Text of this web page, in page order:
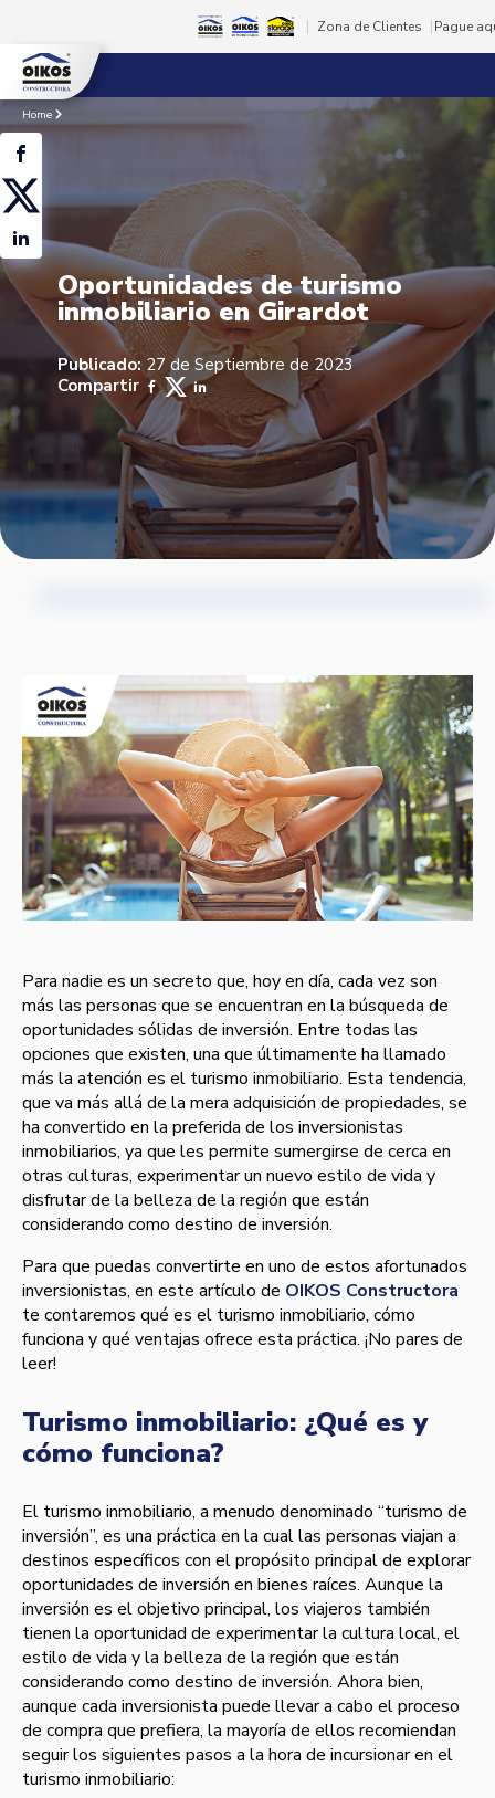
Zona de Clientes Pague
Home
Oportunidades de turismo
inmobiliario en Girardot
Publicado:27 de Septiembre de 2023
Compartir
Para nadie es un secreto que, hoy en día, cada vez son
más las personas que se encuentran en la búsqueda de
oportunidades sólidas de inversión. Entre todas las
opciones que existen, una que últimamente ha llamado
más la atención es el turismo inmobiliario. Esta tendencia,
que va más allá de la mera adquisición de propiedades, se
ha convertido en la preferida de los inversionistas
inmobiliarios, ya que les permite sumergirse de cerca en
otras culturas, experimentar un nuevo estilo de vida y
disfrutar de la belleza de la región que están
considerando como destino de inversión.
Para que puedas convertirte en uno de estos afortunados
inversionistas, en este artículo de OIKOS Constructora
te contaremos qué es el turismo inmobiliario, cómo
funciona y qué ventajas ofrece esta práctica. ¡No pares de
leer!
Turismo inmobiliario: ¿Qué es y
cómo funciona?
El turismo inmobiliario, a menudo denominado “turismo de
inversión”, es una práctica en la cual las personas viajan a
destinos específicos con el propósito principal de explorar
oportunidades de inversión en bienes raíces. Aunque la
inversión es el objetivo principal, los viajeros también
tienen la oportunidad de experimentar la cultura local, el
estilo de vida y la belleza de la región que están
considerando como destino de inversión. Ahora bien,
aunque cada inversionista puede llevar a cabo el proceso
de compra que prefiera, la mayoría de ellos recomiendan
seguir los siguientes pasos a la hora de incursionar en el
turismo inmobiliario: